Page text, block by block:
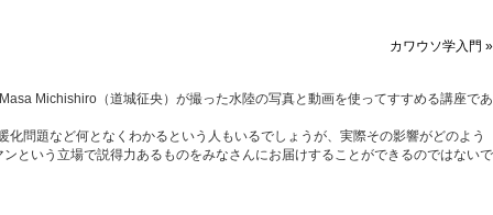
カワウソ学入門 »
Michishiro（道城征央）が撮った水陸の写真と動画を使ってすすめる講座であ
問題など何となくわかるという人もいるでしょうが、実際その影響がどのよう
という立場で説得力あるものをみなさんにお届けすることができるのではないで